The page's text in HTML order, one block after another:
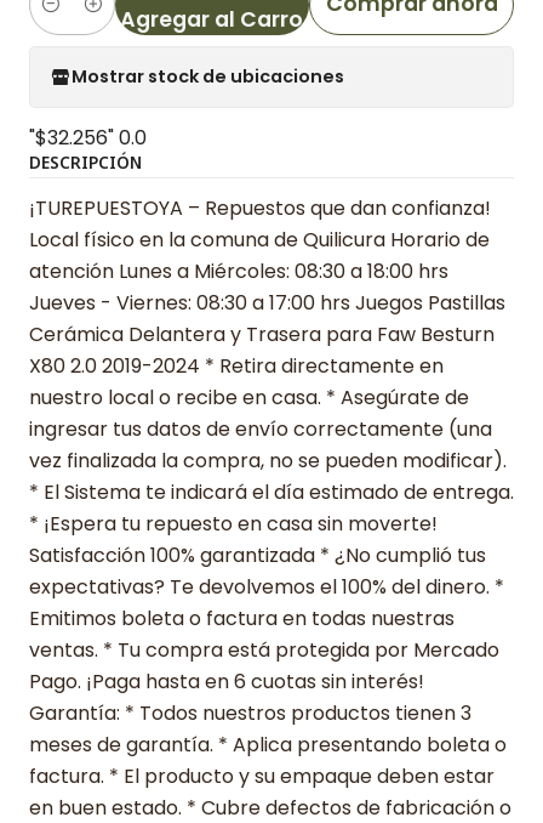
Cantidad Agregar al Carro
Mostrar stock de ubicaciones
"$32.256"0.0
DESCRIPCIÓN
¡TUREPUESTOYA – Repuestos que dan confianza!
Local físico en la comuna de Quilicura Horario de
atención Lunes a Miércoles: 08:30 a 18:00 hrs
Jueves - Viernes: 08:30 a 17:00 hrs Juegos Pastillas
Cerámica Delantera y Trasera para Faw Besturn
X80 2.0 2019-2024 * Retira directamente en
nuestro local o recibe en casa. * Asegúrate de
ingresar tus datos de envío correctamente (una
vez finalizada la compra, no se pueden modificar).
* El Sistema te indicará el día estimado de entrega.
* ¡Espera tu repuesto en casa sin moverte!
Satisfacción 100% garantizada * ¿No cumplió tus
expectativas? Te devolvemos el 100% del dinero. *
Emitimos boleta o factura en todas nuestras
ventas. * Tu compra está protegida por Mercado
Pago. ¡Paga hasta en 6 cuotas sin interés!
Garantía: * Todos nuestros productos tienen 3
meses de garantía. * Aplica presentando boleta o
factura. * El producto y su empaque deben estar
en buen estado. * Cubre defectos de fabricación o